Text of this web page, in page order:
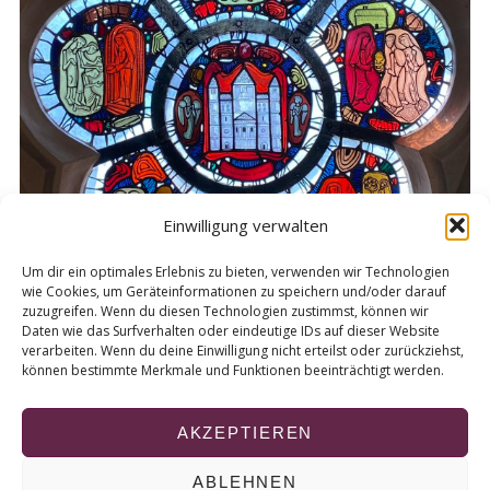
Einwilligung verwalten
Um dir ein optimales Erlebnis zu bieten, verwenden wir Technologien
wie Cookies, um Geräteinformationen zu speichern und/oder darauf
zuzugreifen. Wenn du diesen Technologien zustimmst, können wir
Daten wie das Surfverhalten oder eindeutige IDs auf dieser Website
verarbeiten. Wenn du deine Einwilligung nicht erteilst oder zurückziehst,
können bestimmte Merkmale und Funktionen beeinträchtigt werden.
AKZEPTIEREN
ABLEHNEN
e
a
r
c
h
f
o
r